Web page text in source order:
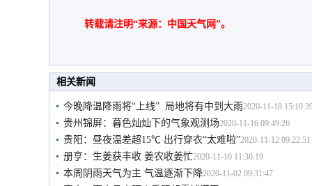
转载请注明“来源：中国天气网”。
相关新闻
今晚降温降雨将“上线” 局地将有中到大雨2020-11-18
贵州锦屏：暮色灿灿下的气象观测场2020-11-16 09:49:26
贵阳：昼夜温差超15℃ 出行穿衣“太难啦”2020-11-12 09:22:51
册亨：生姜获丰收 姜农收姜忙2020-11-10 11:36:19
本周阴雨天气为主 气温逐渐下降2020-11-02 09:31:47